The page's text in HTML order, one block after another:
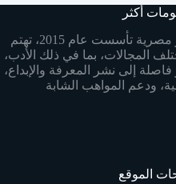
أكثر
فاصلة للنشر هي دار نشر مصرية تأسست عام 2015، تهتم
المجالات، بما في ذلك الأدب،
إلى نشر المعرفة والإبداع،
ودعم المواهب الشابة
الموقع